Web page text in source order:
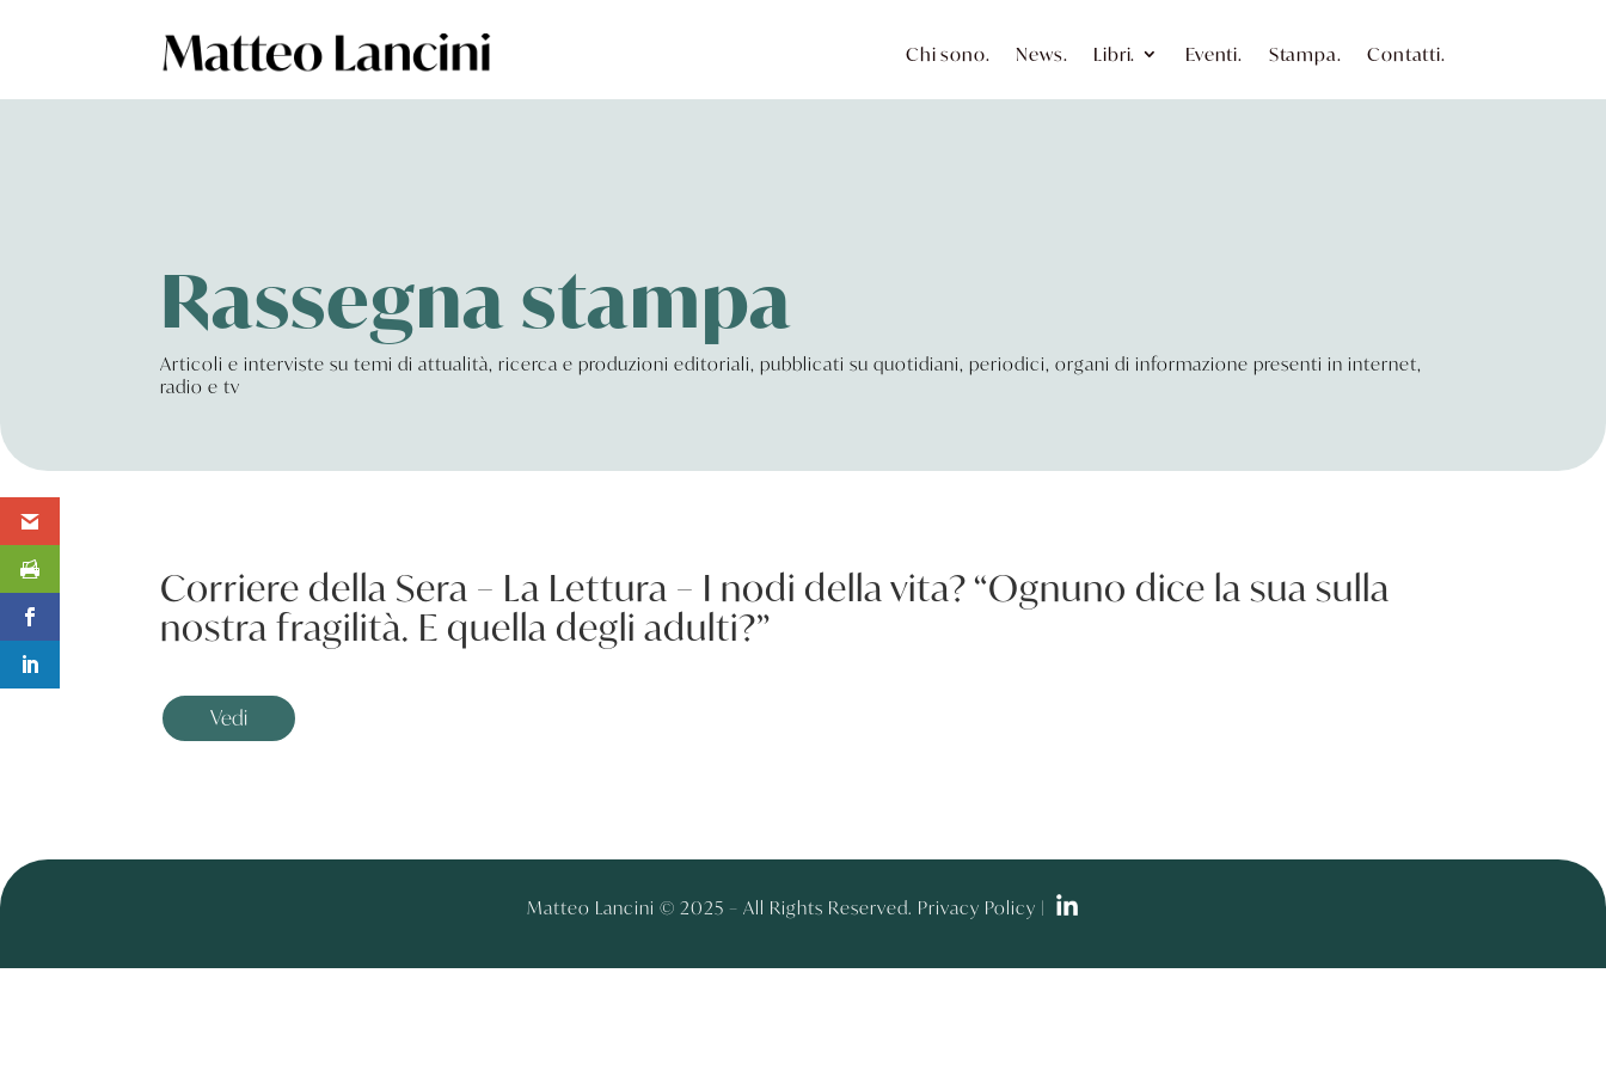
Chi sono. News. Libri. Eventi. Stampa. Contatti.
Rassegna stampa
Articoli e interviste su temi di attualità, ricerca e produzioni editoriali, pubblicati su quotidiani, periodici, organi di informazione presenti in internet,
radio e tv
Corriere della Sera – La Lettura – I nodi della vita? “Ognuno dice la sua sulla
nostra fragilità. E quella degli adulti?”
Vedi
Matteo Lancini © 2025 – All Rights Reserved. Privacy Policy |